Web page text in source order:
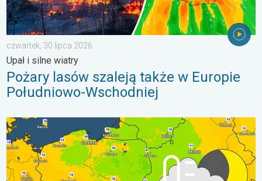
czwartek, 30 lipca 2026
Upał i silne wiatry
Pożary lasów szaleją także w Europie
Południowo-Wschodniej
Wracają rześkie noce. Chłodniejsze powietrze. . . czwartek, 6